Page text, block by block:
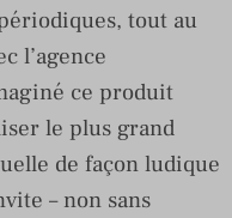
tout au
l’agence
ce produit
le plus grand
de façon ludique
– non sans